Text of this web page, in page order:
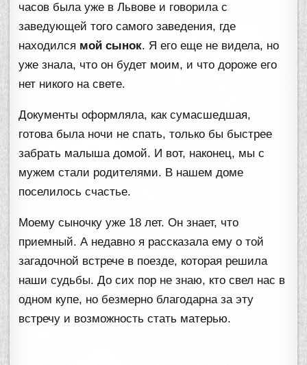
часов была уже в Львове и говорила с
заведующей того самого заведения, где
находился мой сынок. Я его еще не видела, но
уже знала, что он будет моим, и что дороже его
нет никого на свете.
Документы оформляла, как сумасшедшая,
готова была ночи не спать, только бы быстрее
забрать малыша домой. И вот, наконец, мы с
мужем стали родителями. В нашем доме
поселилось счастье.
Моему сыночку уже 18 лет. Он знает, что
приемный. А недавно я рассказала ему о той
загадочной встрече в поезде, которая решила
наши судьбы. До сих пор не знаю, кто свел нас в
одном купе, но безмерно благодарна за эту
встречу и возможность стать матерью.